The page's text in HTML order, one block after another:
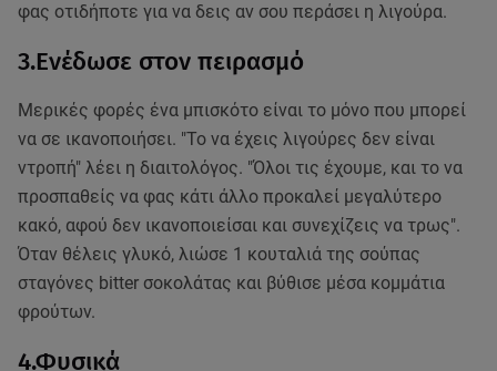
φας οτιδήποτε για να δεις αν σου περάσει η λιγούρα.
3.Ενέδωσε στον πειρασμό
Μερικές φορές ένα μπισκότο είναι το μόνο που μπορεί
να σε ικανοποιήσει. "Το να έχεις λιγούρες δεν είναι
ντροπή" λέει η διαιτολόγος. "Όλοι τις έχουμε, και το να
προσπαθείς να φας κάτι άλλο προκαλεί μεγαλύτερο
κακό, αφού δεν ικανοποιείσαι και συνεχίζεις να τρως".
Όταν θέλεις γλυκό, λιώσε 1 κουταλιά της σούπας
σταγόνες bitter σοκολάτας και βύθισε μέσα κομμάτια
φρούτων.
4.Φυσικά